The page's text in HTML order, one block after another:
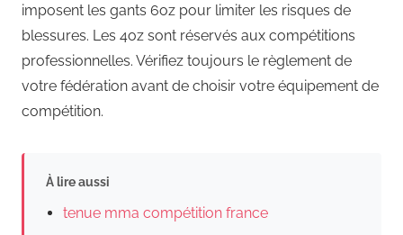
imposent les gants 6oz pour limiter les risques de
blessures. Les 4oz sont réservés aux compétitions
professionnelles. Vérifiez toujours le règlement de
votre fédération avant de choisir votre équipement de
compétition.
À lire aussi
tenue mma compétition france